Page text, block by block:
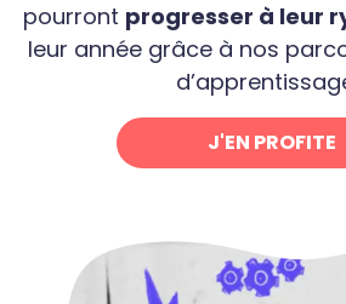
pourront progresser à leur
leur année grâce à nos
J'EN PROFITE